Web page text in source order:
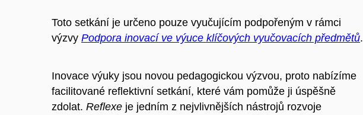
Toto setkání je určeno pouze vyučujícím podpořeným v rámci
výzvy Podpora inovací ve výuce klíčových vyučovacích předmětů.
Inovace výuky jsou novou pedagogickou výzvou, proto nabízíme
facilitované reflektivní setkání, které vám pomůže ji úspěšně
zdolat. Reflexe je jedním z nejvlivnějších nástrojů rozvoje